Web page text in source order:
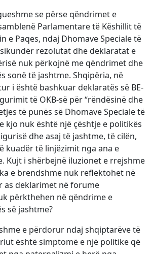
se përse qëndrimet e
Parlamentare të Këshillit të
e Paqes, ndaj Dhomave Speciale të
rezolutat dhe deklaratat e
nuk përkojnë me qëndrimet dhe
sonë të jashtme. Shqipëria, në
i është bashkuar deklaratës së BE-
të OKB-së për “rëndësinë dhe
të punës së Dhomave Speciale të
kjo nuk është një çështje e politikës
dhe asaj të jashtme, të cilën,
kuadër të linjëzimit nga ana e
Kujt i shërbejnë iluzionet e rrejshme
e brendshme nuk reflektohet në
as deklarimet në forume
përkthehen në qëndrime e
së jashtme?
e përdorur ndaj shqiptarëve të
është simptomë e një politike që